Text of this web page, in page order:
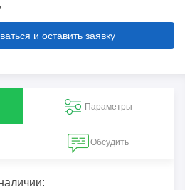
и оставить заявку
Параметры
Обсудить